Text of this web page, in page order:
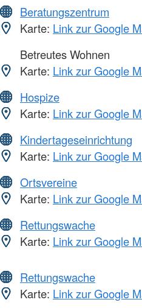
Beratungszentrum
Karte: Link zur Google
Betreutes Wohnen
Karte: Link zur Google
Hospize
Karte: Link zur Google
Kindertageseinrichtung
Karte: Link zur Google
Ortsvereine
Karte: Link zur Google
Rettungswache
Karte: Link zur Google
Rettungswache
Karte: Link zur Google